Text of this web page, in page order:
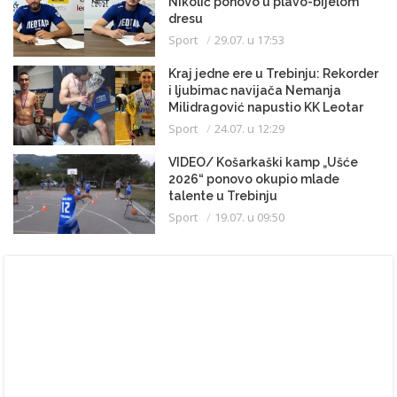
dresu
Sport 29.07. u 17:53
Kraj jedne ere u Trebinju: Rekorder
i ljubimac navijača Nemanja
Milidragović napustio KK Leotar
Sport 24.07. u 12:29
VIDEO/ Košarkaški kamp „Ušće
2026“ ponovo okupio mlade
talente u Trebinju
Sport 19.07. u 09:50